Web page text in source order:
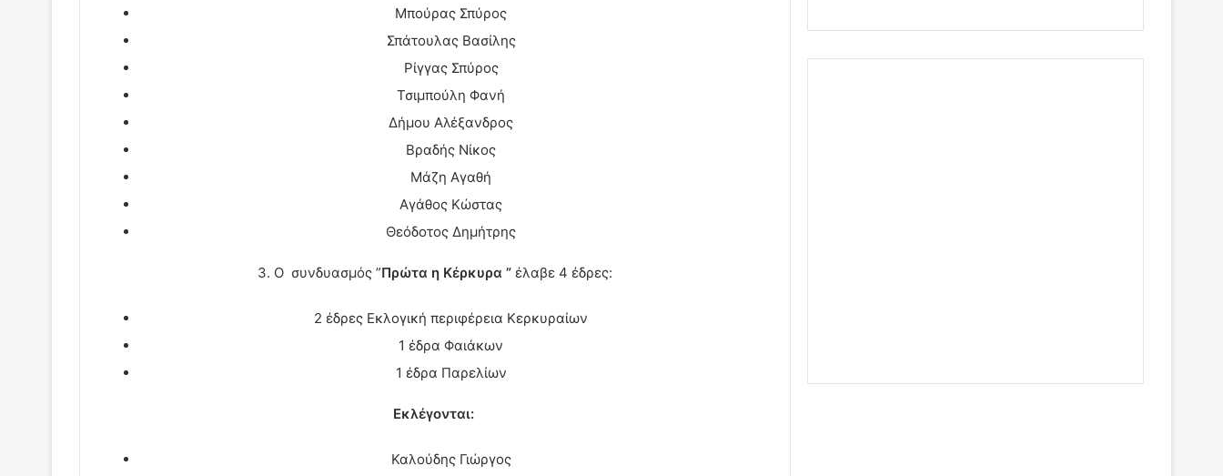
Μπούρας Σπύρος
Σπάτουλας Βασίλης
Ρίγγας Σπύρος
Τσιμπούλη Φανή
Δήμου Αλέξανδρος
Βραδής Νίκος
Μάζη Αγαθή
Αγάθος Κώστας
Θεόδοτος Δημήτρης
3. Ο συνδυασμός ”Πρώτα η Κέρκυρα ” έλαβε 4 έδρες:
2 έδρες Εκλογική περιφέρεια Κερκυραίων
1 έδρα Φαιάκων
1 έδρα Παρελίων
Εκλέγονται:
Καλούδης Γιώργος